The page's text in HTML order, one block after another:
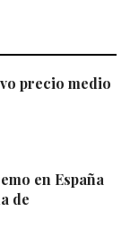
precio medio
en España
de